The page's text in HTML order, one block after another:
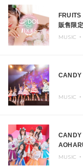
販售限
MUSIC ・
CANDY
MUSIC ・
CANDY
MUSIC ・